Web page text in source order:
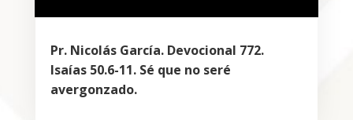
Pr. Nicolás García. Devocional 772.
Isaías 50.6-11. Sé que no seré
avergonzado.